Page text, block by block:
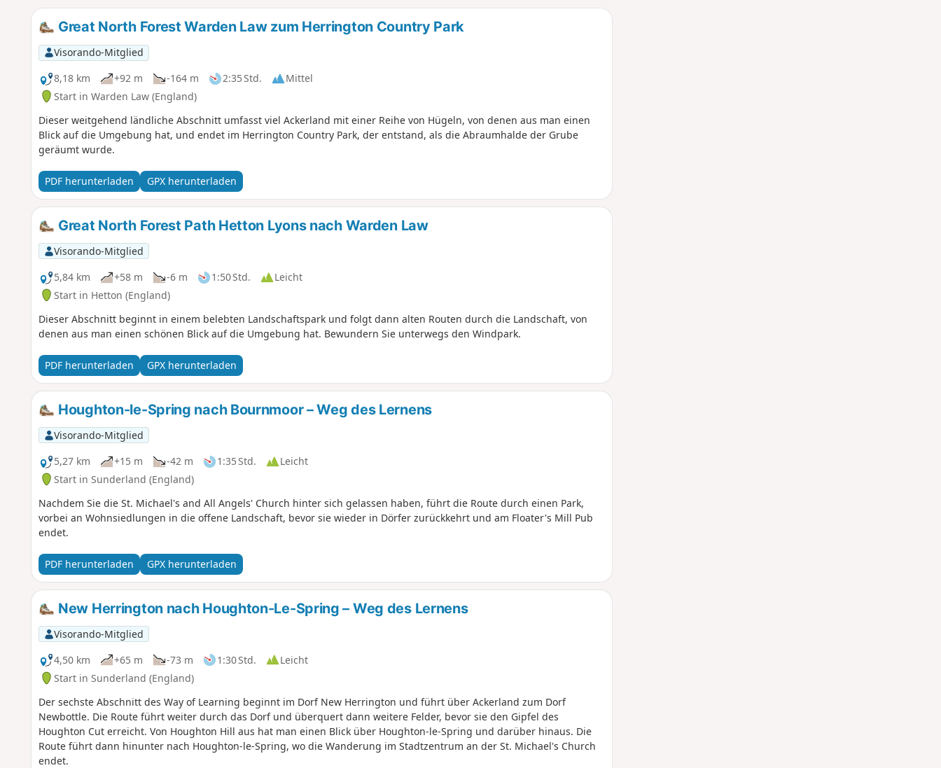
Great North Forest Warden Law zum Herrington Country Park
Visorando-Mitglied
8,18 km
+92 m -164 m 2:35 Std.
Mittel
Start in Warden Law (England)
Dieser weitgehend ländliche Abschnitt umfasst viel Ackerland mit einer Reihe von Hügeln, von denen aus man einen
Blick auf die Umgebung hat, und endet im Herrington Country Park, der entstand, als die Abraumhalde der Grube
geräumt wurde.
PDF herunterladen GPX herunterladen
Great North Forest Path Hetton Lyons nach Warden Law
Visorando-Mitglied
5,84 km
+58 m -6 m 1:50 Std.
Leicht
Start in Hetton (England)
Dieser Abschnitt beginnt in einem belebten Landschaftspark und folgt dann alten Routen durch die Landschaft, von
denen aus man einen schönen Blick auf die Umgebung hat. Bewundern Sie unterwegs den Windpark.
PDF herunterladen GPX herunterladen
Houghton-le-Spring nach Bournmoor – Weg des Lernens
Visorando-Mitglied
5,27 km
+15 m -42 m 1:35 Std.
Leicht
Start in Sunderland (England)
Nachdem Sie die St. Michael's and All Angels' Church hinter sich gelassen haben, führt die Route durch einen Park,
vorbei an Wohnsiedlungen in die offene Landschaft, bevor sie wieder in Dörfer zurückkehrt und am Floater's Mill Pub
endet.
PDF herunterladen GPX herunterladen
New Herrington nach Houghton-Le-Spring – Weg des Lernens
Visorando-Mitglied
4,50 km
+65 m -73 m 1:30 Std.
Leicht
Start in Sunderland (England)
Der sechste Abschnitt des Way of Learning beginnt im Dorf New Herrington und führt über Ackerland zum Dorf
Newbottle. Die Route führt weiter durch das Dorf und überquert dann weitere Felder, bevor sie den Gipfel des
Houghton Cut erreicht. Von Houghton Hill aus hat man einen Blick über Houghton-le-Spring und darüber hinaus. Die
Route führt dann hinunter nach Houghton-le-Spring, wo die Wanderung im Stadtzentrum an der St. Michael's Church
endet.